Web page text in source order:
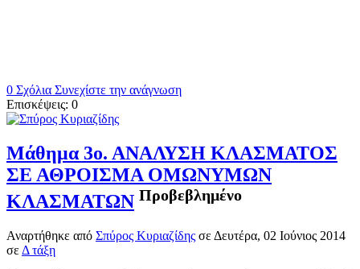
0 Σχόλια Συνεχίστε την ανάγνωση
Επισκέψεις: 0
Μάθημα 3ο. ΑΝΑΛΥΣΗ ΚΛΑΣΜΑΤΟΣ
ΣΕ ΑΘΡΟΙΣΜΑ ΟΜΩΝΥΜΩΝ
ΚΛΑΣΜΑΤΩΝ Προβεβλημένο
Αναρτήθηκε από Σπύρος Κυριαζίδης σε Δευτέρα, 02 Ιούνιος 2014
σε Δ τάξη